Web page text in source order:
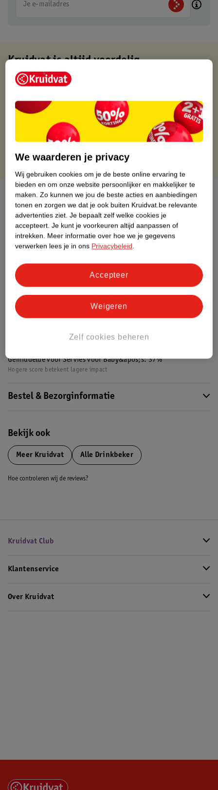
Je e-mailadres
Kruidvat is altijd voordelig
Gratis ophalen in de winkel
Gratis thuisbezorgd vanaf 50.00
Gratis retourneren binnen 30 dagen
Gratis punten met je Kruidvat kaart
Over dit product
Productinformatie
Etiketinformatie
Nature Impact Score
Rood (-) = hoge impact op het milieu.
Groen (+) = lage impact op het milieu.
Gebaseerd op wereldwijde
Gemiddelde voor Servies voor Baby&apos;s: 37%
Hogere score betekent lagere impact
Bestel & Bezorginformatie
Bekijk ook
Meer Kruidvat Alle Drinkbeker
Hoe controleren wij de reviews?
Kruidvat Club
Klantenservice
Over Kruidvat
We waarderen je privacy
Wij gebruiken cookies om je de beste online ervaring te
bieden en om onze website persoonlijker en makkelijker te
maken. Zo kunnen we jou de beste acties en aanbiedingen
tonen en zorgen we dat je ook buiten Kruidvat.be relevante
advertenties ziet. Je bepaalt zelf welke cookies je
accepteert. Je kunt je voorkeuren altijd aanpassen of
intrekken. Meer informatie over hoe we je gegevens
verwerken lees je in ons Privacybeleid.
Zelf cookies beheren
Weigeren
Accepteer